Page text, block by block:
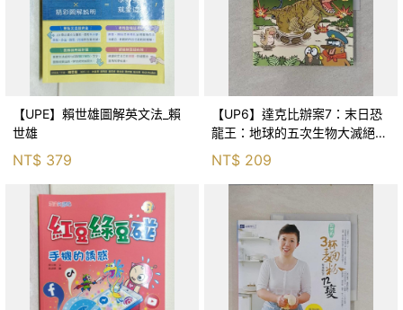
【UPE】賴世雄圖解英文法_賴
世雄
NT$ 379
【UP6】達克比辦案7：末日恐
龍王：地球的五次生物大滅絕_
胡妙芬
NT$ 209